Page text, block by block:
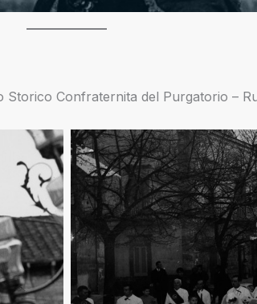
Storico Confraternita del Purgatorio –